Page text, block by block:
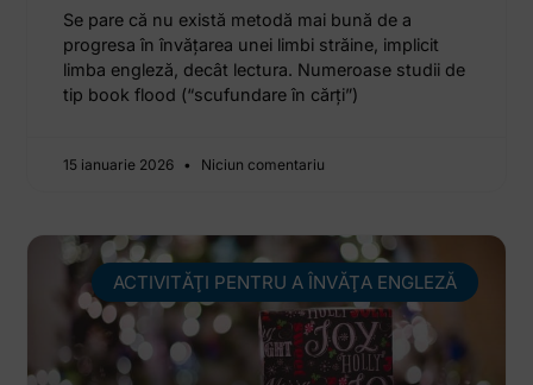
Se pare că nu există metodă mai bună de a
progresa în învăţarea unei limbi străine, implicit
limba engleză, decât lectura. Numeroase studii de
tip book flood (“scufundare în cărţi”)
15 ianuarie 2026 Niciun comentariu
ACTIVITĂŢI PENTRU A ÎNVĂŢA ENGLEZĂ